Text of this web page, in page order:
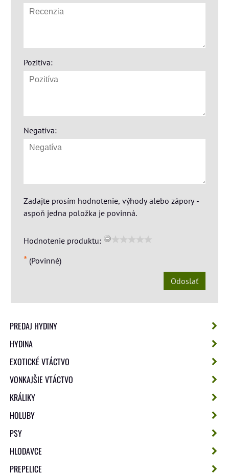
Pozitíva:
Negatíva:
Zadajte prosím hodnotenie, výhody alebo zápory -
aspoň jedna položka je povinná.
Hodnotenie produktu:
* (Povinné)
Odoslať
PREDAJ HYDINY
HYDINA
EXOTICKÉ VTÁCTVO
VONKAJŠIE VTÁCTVO
KRÁLIKY
HOLUBY
PSY
HLODAVCE
PREPELICE